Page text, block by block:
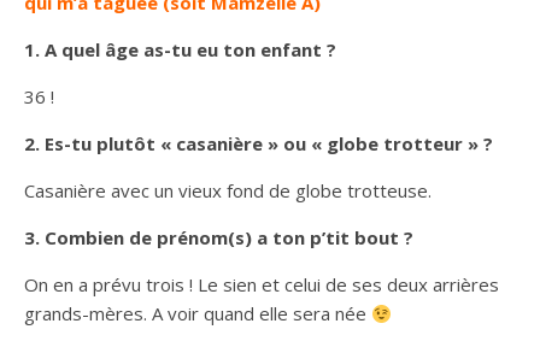
1. A quel âge as-tu eu ton enfant ?
36 !
2. Es-tu plutôt « casanière » ou « globe trotteur » ?
Casanière avec un vieux fond de globe trotteuse.
3. Combien de prénom(s) a ton p’tit bout ?
On en a prévu trois ! Le sien et celui de ses deux arrières
grands-mères. A voir quand elle sera née